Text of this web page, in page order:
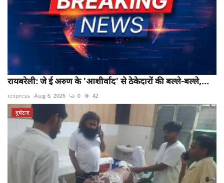
रायबरेली: जे ई अरुण के 'आशीर्वाद' से ठेकेदारों की बल्ले-बल्ले,...
rexpress Aug 6, 2026 0 42
दुर्घटना